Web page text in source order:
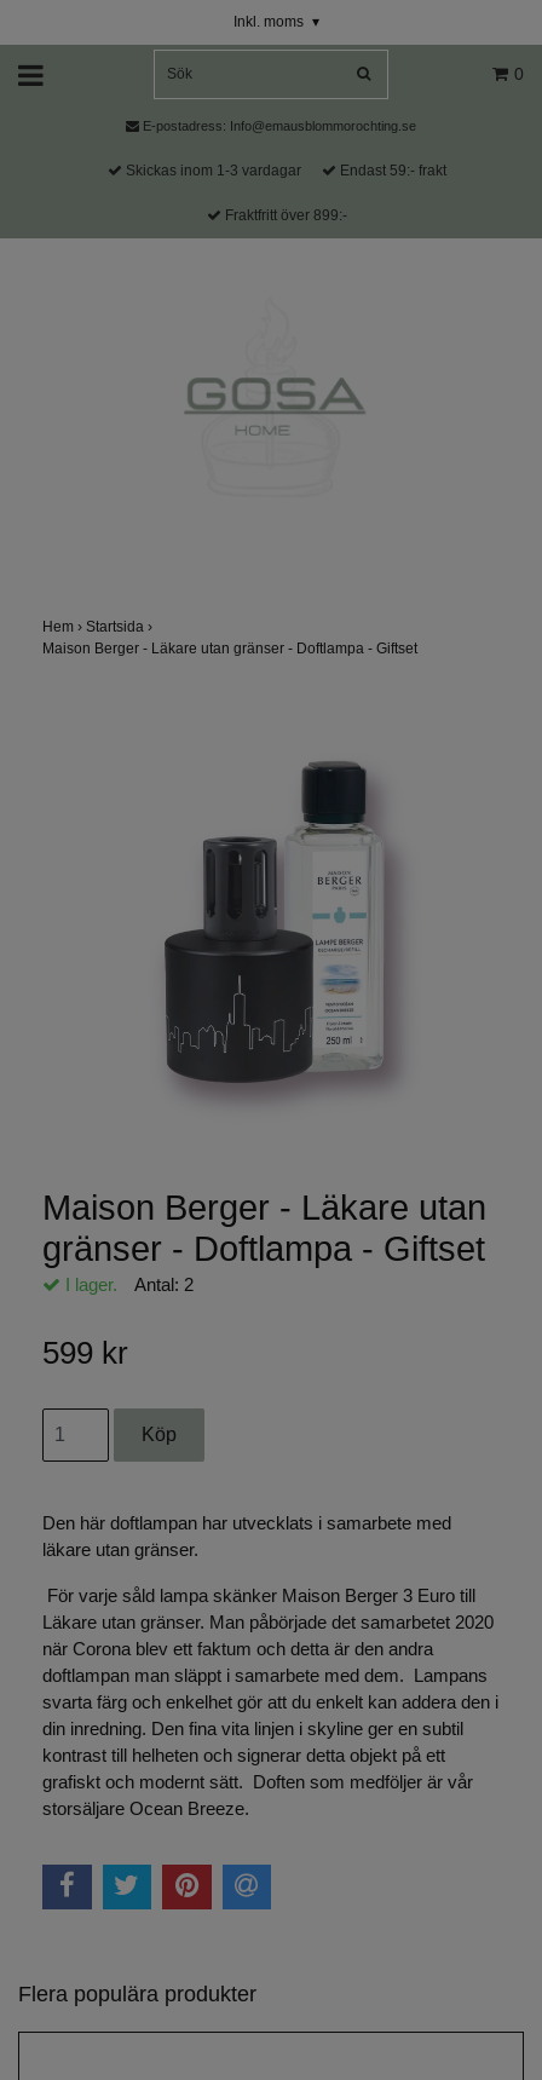
Inkl. moms ▾
0
E-postadress: Info@emausblommorochting.se
Skickas inom 1-3 vardagar Endast 59:- frakt
Fraktfritt över 899:-
Hem › Startsida ›
Maison Berger - Läkare utan gränser - Doftlampa - Giftset
Maison Berger - Läkare utan
gränser - Doftlampa - Giftset
I lager. Antal: 2
599 kr
Den här doftlampan har utvecklats i samarbete med
läkare utan gränser.
För varje såld lampa skänker Maison Berger 3 Euro till
Läkare utan gränser. Man påbörjade det samarbetet 2020
när Corona blev ett faktum och detta är den andra
doftlampan man släppt i samarbete med dem. Lampans
svarta färg och enkelhet gör att du enkelt kan addera den i
din inredning. Den fina vita linjen i skyline ger en subtil
kontrast till helheten och signerar detta objekt på ett
grafiskt och modernt sätt. Doften som medföljer är vår
storsäljare Ocean Breeze.
Flera populära produkter